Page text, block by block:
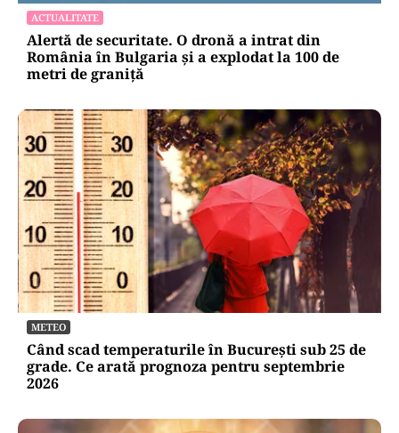
ACTUALITATE
Alertă de securitate. O dronă a intrat din
România în Bulgaria şi a explodat la 100 de
metri de graniţă
METEO
Când scad temperaturile în București sub 25 de
grade. Ce arată prognoza pentru septembrie
2026